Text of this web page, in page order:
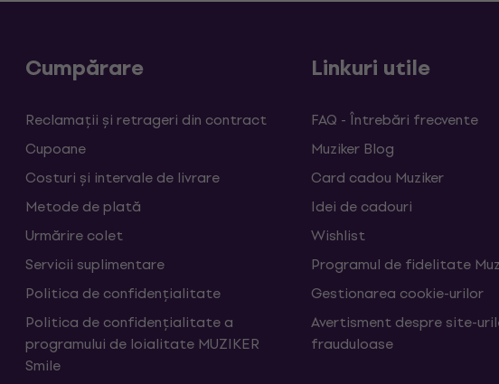
Cumpărare
Reclamații și retrageri din contract
Cupoane
Costuri și intervale de livrare
Metode de plată
Urmărire colet
Servicii suplimentare
Politica de confidențialitate
Politica de confidențialitate a
programului de loialitate MUZIKER
Smile
Linkuri utile
FAQ - Întrebări frecvente
Muziker Blog
Card cadou Muziker
Idei de cadouri
Wishlist
Programul de fidelitate
Gestionarea cookie-urilor
Avertisment despre site-
frauduloase